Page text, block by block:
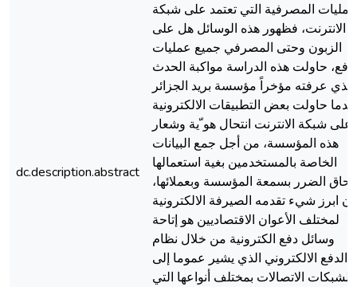
dc.description.abstract
المصرفية التي تعتمد على شبكة
الانترنت، فظهور هذه الوسائل هل على
الزبون وحتى المصرفي جميع عمليات
حاولت هذه الدراسة مواكبة الحدث
الذي عرفته مؤخراً مؤسسة بريد الجزائر
حاولت بعض التطبيقات الالكترونية
على شبكة الانترنت انتحال هو ّية وشعار
هذه المؤسسة، من أجل جمع البيانات
الخاصة بالمستخدمين بغية استعمالها
الضرر بسمعة المؤسسة وبعملائها،
ان ابرز شيء تقدمه الصيرفة الالكترونية
لمختلف الأعوان الاقتصاديين هو إتاحة
وسائل دفع الكترونية من خلال نظام
الدفع الالكتروني الذي يشير عموما إلى
الشبكات الاتصالات بمختلف أنواعها التي